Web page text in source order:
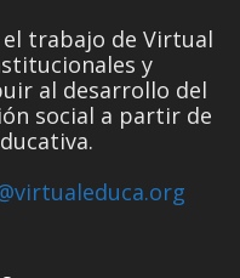
trabajo de Virtual
y
al desarrollo del
social a partir de